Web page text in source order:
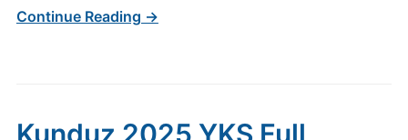
Continue Reading →